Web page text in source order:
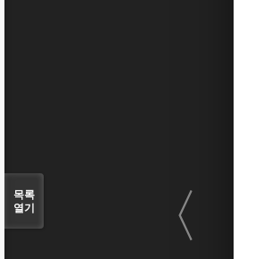
〈
목록
열기